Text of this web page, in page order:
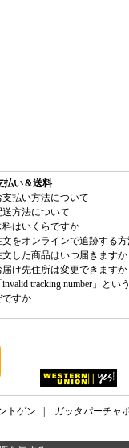
払い＆送料
支払い方法について
送方法について
料はいくらですか
文をオンラインで追跡する
文した商品はいつ届きますか
届け先住所は変更できますか
invalid tracking number」とい
ですか
トゲン
ガッタパーチャ